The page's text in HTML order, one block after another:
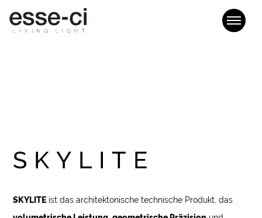
SKYLITE
SKYLITE ist das architektonische technische Produkt, das